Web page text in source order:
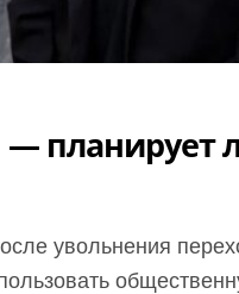
планирует